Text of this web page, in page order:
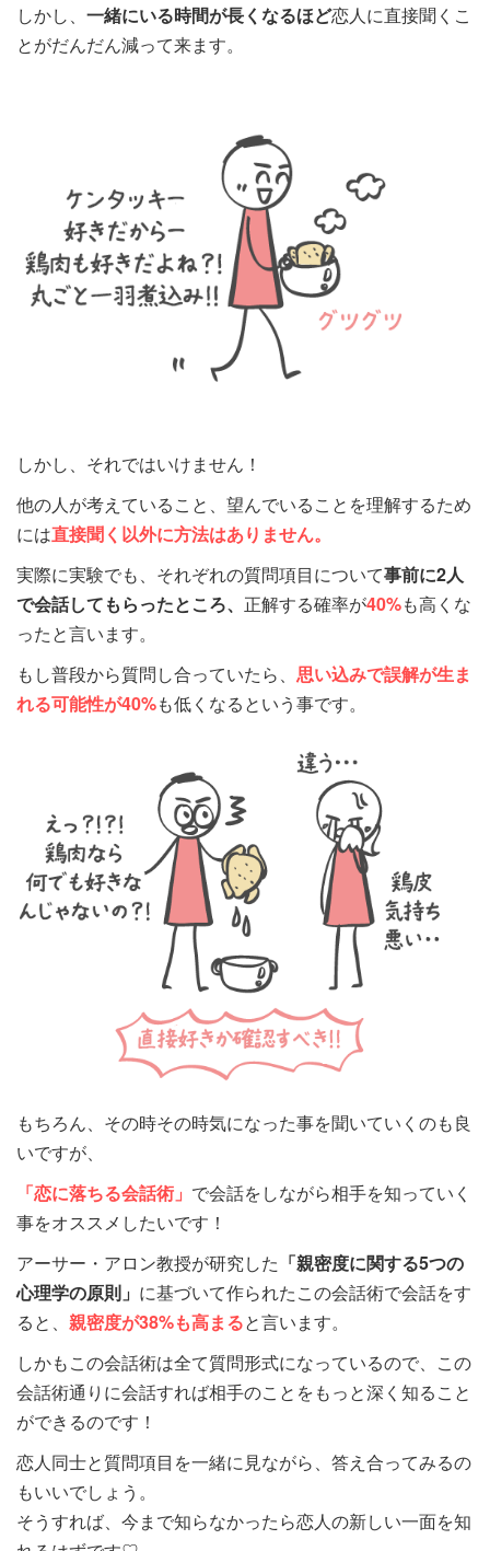
しかし、 一緒にいる時間が長くなるほど恋人に直接聞くこ
とがだんだん減って来ます。
しかし、それではいけません！
他の人が考えていること、望んでいることを理解するため
には直接聞く以外に方法はありません。
実際に実験でも、それぞれの質問項目について事前に2人
で会話してもらったところ、 正解する確率が40%も高くな
ったと言います。
もし普段から質問し合っていたら、 思い込みで誤解が生ま
れる可能性が40%も低くなるという事です。
もちろん、その時その時気になった事を聞いていくのも良
いですが、
「恋に落ちる会話術」 で会話をしながら相手を知っていく
事をオススメしたいです！
アーサー・アロン教授が研究した 「親密度に関する5つの
心理学の原則」 に基づいて作られたこの会話術で会話をす
ると、 親密度が38%も高まると言います。
しかもこの会話術は全て質問形式になっているので、この
会話術通りに会話すれば相手のことをもっと深く知ること
ができるのです！
恋人同士と質問項目を一緒に見ながら、答え合ってみるの
もいいでしょう。
そうすれば、今まで知らなかったら恋人の新しい一面を知